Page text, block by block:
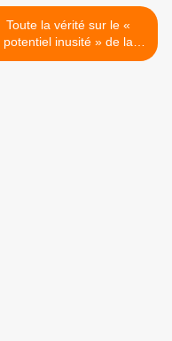
Toute la vérité sur le «
potentiel inusité » de la
Polonez. >